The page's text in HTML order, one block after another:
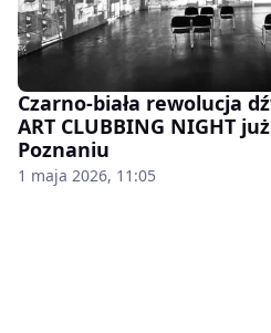
Czarno-biała rewolucja
ART CLUBBING NIGHT
Poznaniu
1 maja 2026, 11:05